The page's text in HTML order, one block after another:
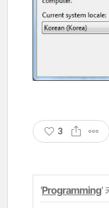
3
'Programming'